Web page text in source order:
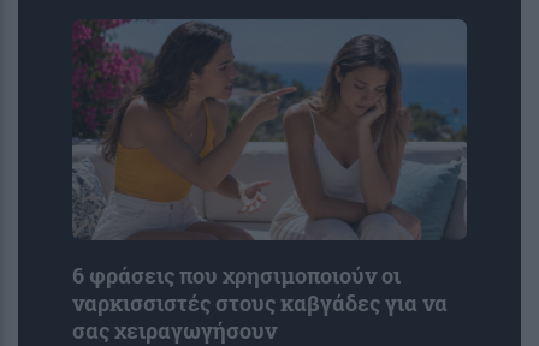
6 φράσεις που χρησιμοποιούν οι
ναρκισσιστές στους καβγάδες για να
σας χειραγωγήσουν